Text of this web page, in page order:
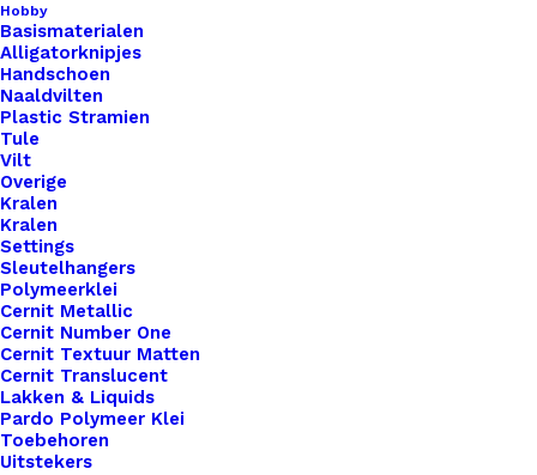
Hobby
Basismaterialen
Alligatorknipjes
Handschoen
Naaldvilten
Plastic Stramien
Tule
Vilt
Overige
Kralen
Kralen
Settings
Sleutelhangers
Polymeerklei
Cernit Metallic
Cernit Number One
Cernit Textuur Matten
Cernit Translucent
Lakken & Liquids
Pardo Polymeer Klei
Toebehoren
Uitstekers
€0,80